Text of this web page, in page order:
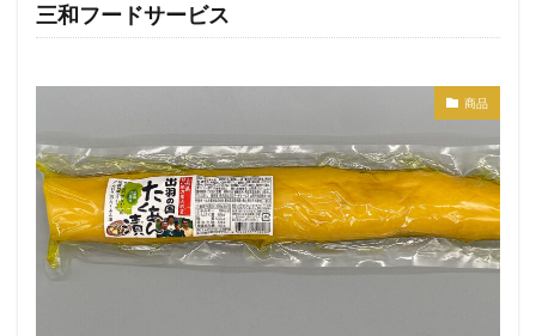
三和フードサービス
商品